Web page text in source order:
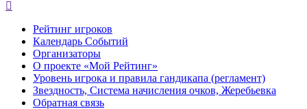
Рейтинг игроков
Календарь Событий
Организаторы
О проекте «Мой Рейтинг»
Уровень игрока и правила гандикапа (регламент)
Звездность, Система начисления очков, Жеребьевка
Обратная связь